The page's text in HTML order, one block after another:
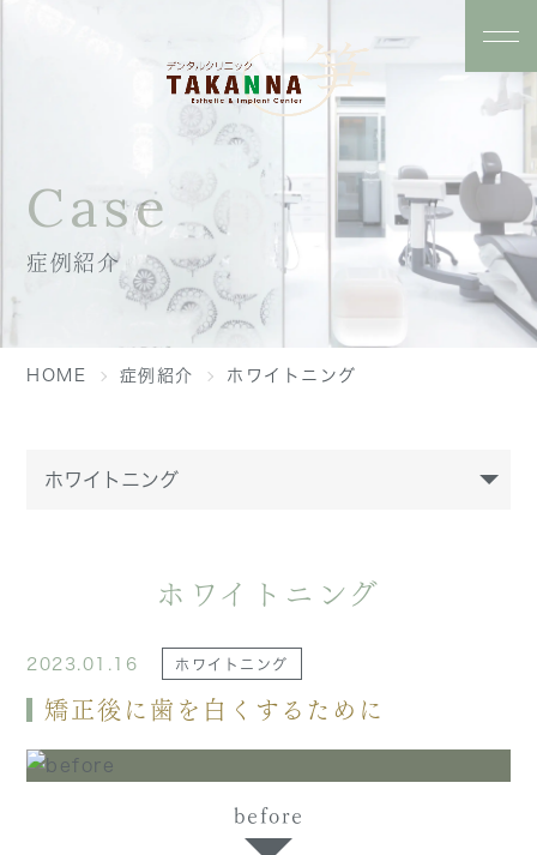
Case
症例紹介
HOME 症例紹介 ホワイトニング
ホワイトニング
2023.01.16 ホワイトニング
矯正後に歯を白くするために
before